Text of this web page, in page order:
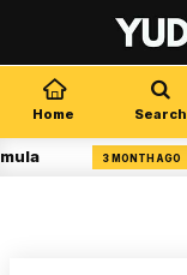
Home Search
3 MONTH AGO